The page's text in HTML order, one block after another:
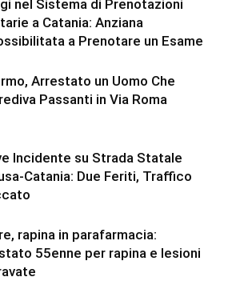
nel Sistema di Prenotazioni
a Catania: Anziana
a Prenotare un Esame
Arrestato un Uomo Che
Passanti in Via Roma
Incidente su Strada Statale
Catania: Due Feriti, Traffico
rapina in parafarmacia:
55enne per rapina e lesioni